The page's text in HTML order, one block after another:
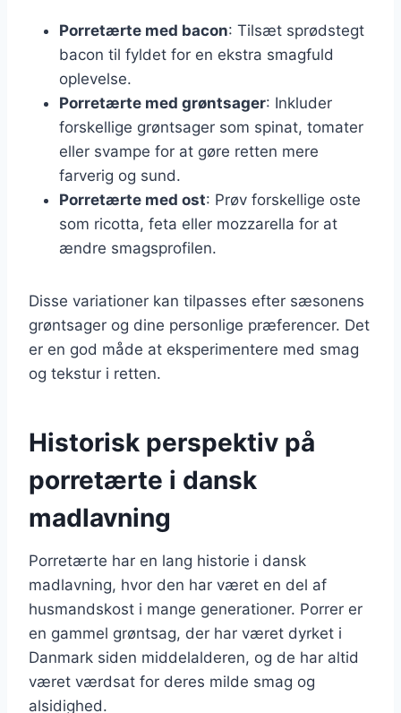
Porretærte med bacon: Tilsæt sprødstegt
bacon til fyldet for en ekstra smagfuld
oplevelse.
Porretærte med grøntsager: Inkluder
forskellige grøntsager som spinat, tomater
eller svampe for at gøre retten mere
farverig og sund.
Porretærte med ost: Prøv forskellige oste
som ricotta, feta eller mozzarella for at
ændre smagsprofilen.
Disse variationer kan tilpasses efter sæsonens
grøntsager og dine personlige præferencer. Det
er en god måde at eksperimentere med smag
og tekstur i retten.
Historisk perspektiv på
porretærte i dansk
madlavning
Porretærte har en lang historie i dansk
madlavning, hvor den har været en del af
husmandskost i mange generationer. Porrer er
en gammel grøntsag, der har været dyrket i
Danmark siden middelalderen, og de har altid
været værdsat for deres milde smag og
alsidighed.